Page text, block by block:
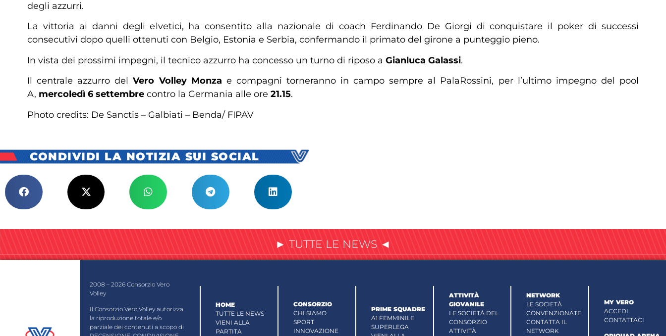
degli azzurri.
La vittoria ai danni degli elvetici, ha consentito alla nazionale di coach Ferdinando De Giorgi di conquistare il poker di successi
consecutivi dopo quelli ottenuti con Belgio, Estonia e Serbia, confermando il primato del girone a punteggio pieno.
In vista dei prossimi impegni, il tecnico azzurro ha concesso un turno di riposo a Gianluca Galassi.
Il centrale azzurro delVero Volley Monza e compagni torneranno in campo sempre al PalaRossini, per l’ultimo impegno del pool
A, mercoledì 6 settembre contro la Germania alle ore 21.15.
Photo credits: De Sanctis – Galbiati – Benda/ FIPAV
CONDIVIDI LA NOTIZIA SUI SOCIAL
► TUTTE LE NEWS ◄
2008 – 2026 Consorzio Vero
Volley
Il Consorzio Vero Volley autorizza
la riproduzione totale e/o
parziale dei contenuti a scopo di
HOME
TUTTE LE NEWS
VIENI ALLA
PARTITA
CONSORZIO
CHI SIAMO
SPORT
INNOVAZIONE
PRIME SQUADRE
A1 FEMMINILE
SUPERLEGA
ATTIVITÀ
GIOVANILE
LE SOCIETÀ DEL
CONSORZIO
ATTIVITÀ
NETWORK
LE SOCIETÀ
CONVENZIONATE
CONTATTA IL
NETWORK
MY VERO
ACCEDI
CONTATTACI